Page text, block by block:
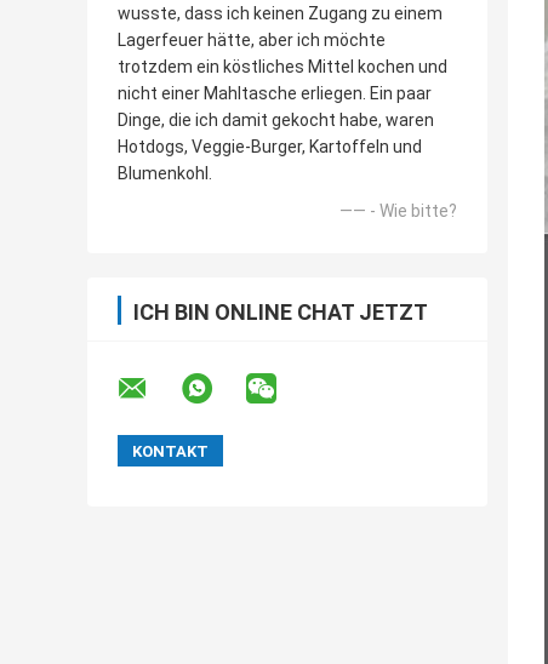
wusste, dass ich keinen Zugang zu einem
Lagerfeuer hätte, aber ich möchte
trotzdem ein köstliches Mittel kochen und
nicht einer Mahltasche erliegen. Ein paar
Dinge, die ich damit gekocht habe, waren
Hotdogs, Veggie-Burger, Kartoffeln und
Blumenkohl.
—— - Wie bitte?
ICH BIN ONLINE CHAT JETZT